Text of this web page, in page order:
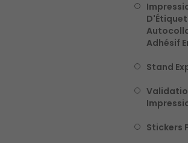
Adhésif
Stand
Stickers